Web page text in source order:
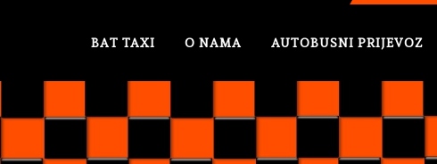
BAT TAXI O NAMA AUTOBUSNI PRIJEVOZ